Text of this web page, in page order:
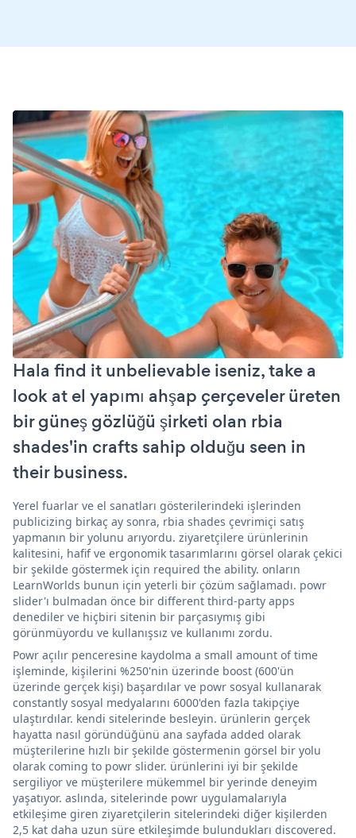
Hala find it unbelievable iseniz, take a
look at el yapımı ahşap çerçeveler üreten
bir güneş gözlüğü şirketi olan rbia
shades'in crafts sahip olduğu seen in
their business.
Yerel fuarlar ve el sanatları gösterilerindeki işlerinden
publicizing birkaç ay sonra, rbia shades çevrimiçi satış
yapmanın bir yolunu arıyordu. ziyaretçilere ürünlerinin
kalitesini, hafif ve ergonomik tasarımlarını görsel olarak çekici
bir şekilde göstermek için required the ability. onların
LearnWorlds bunun için yeterli bir çözüm sağlamadı. powr
slider'ı bulmadan önce bir different third-party apps
denediler ve hiçbiri sitenin bir parçasıymış gibi
görünmüyordu ve kullanışsız ve kullanımı zordu.
Powr açılır penceresine kaydolma a small amount of time
işleminde, kişilerini %250'nin üzerinde boost (600'ün
üzerinde gerçek kişi) başardılar ve powr sosyal kullanarak
constantly sosyal medyalarını 6000'den fazla takipçiye
ulaştırdılar. kendi sitelerinde besleyin. ürünlerin gerçek
hayatta nasıl göründüğünü ana sayfada added olarak
müşterilerine hızlı bir şekilde göstermenin görsel bir yolu
olarak coming to powr slider. ürünlerini iyi bir şekilde
sergiliyor ve müşterilere mükemmel bir yerinde deneyim
yaşatıyor. aslında, sitelerinde powr uygulamalarıyla
etkileşime giren ziyaretçilerin sitelerindeki diğer kişilerden
2,5 kat daha uzun süre etkileşimde bulundukları discovered.